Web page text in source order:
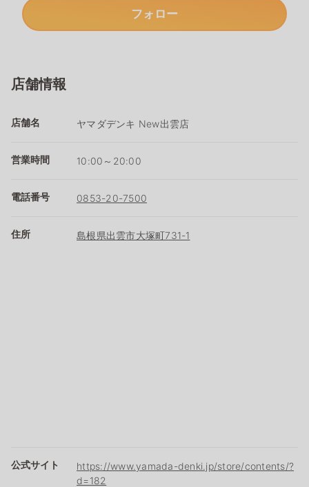
フォロー
店舗情報
店舗名 ヤマダデンキ New出雲店
営業時間 10:00～20:00
電話番号 0853-20-7500
住所 島根県出雲市大塚町731-1
公式サイト
https://www.yamada-denki.jp/store/contents/?
d=182